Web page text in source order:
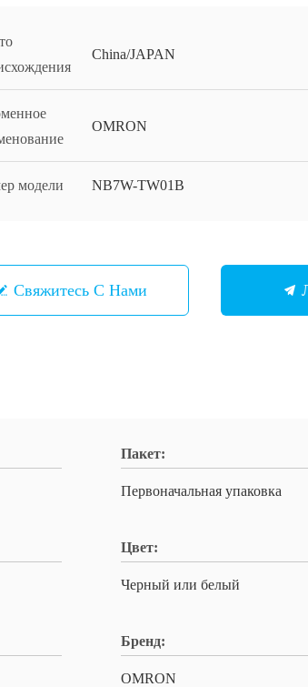
China/JAPAN
OMRON
модели NB7W-TW01B
Свяжитесь С Нами
Пакет:
Первоначальная упаковка
Цвет:
Черный или белый
Бренд:
OMRON